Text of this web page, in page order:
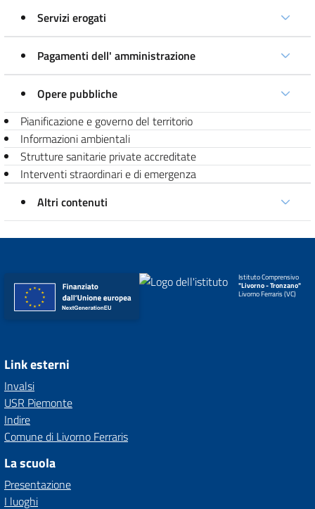
Servizi erogati
Pagamenti dell' amministrazione
Opere pubbliche
Pianificazione e governo del territorio
Informazioni ambientali
Strutture sanitarie private accreditate
Interventi straordinari e di emergenza
Altri contenuti
Istituto Comprensivo
"Livorno - Tronzano"
Livorno Ferraris (VC)
Link esterni
Invalsi
USR Piemonte
Indire
Comune di Livorno Ferraris
La scuola
Presentazione
I luoghi